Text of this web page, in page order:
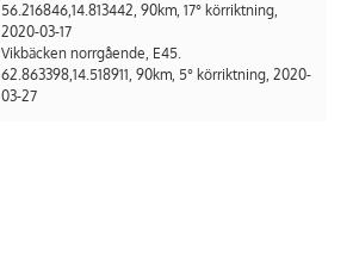
56.216846,14.813442, 90km, 17° körriktning,
2020-03-17
Vikbäcken norrgående, E45.
62.863398,14.518911, 90km, 5° körriktning, 2020-
03-27